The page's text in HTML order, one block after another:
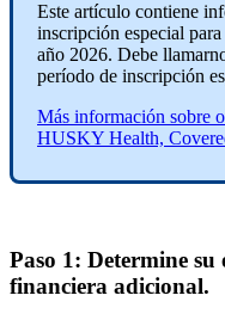
Este artículo contiene
inscripción especial
año 2026. Debe
período de inscripción
Más información sobre
HUSKY Health,
Paso 1: Determine
financiera adicional.